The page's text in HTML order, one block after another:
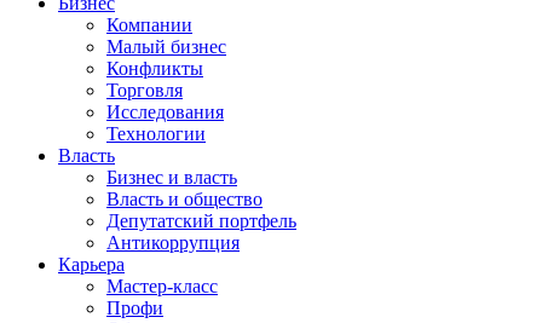
Компании
Малый бизнес
Конфликты
Торговля
Исследования
Технологии
Власть
Бизнес и власть
Власть и общество
Депутатский портфель
Антикоррупция
Карьера
Мастер-класс
Профи